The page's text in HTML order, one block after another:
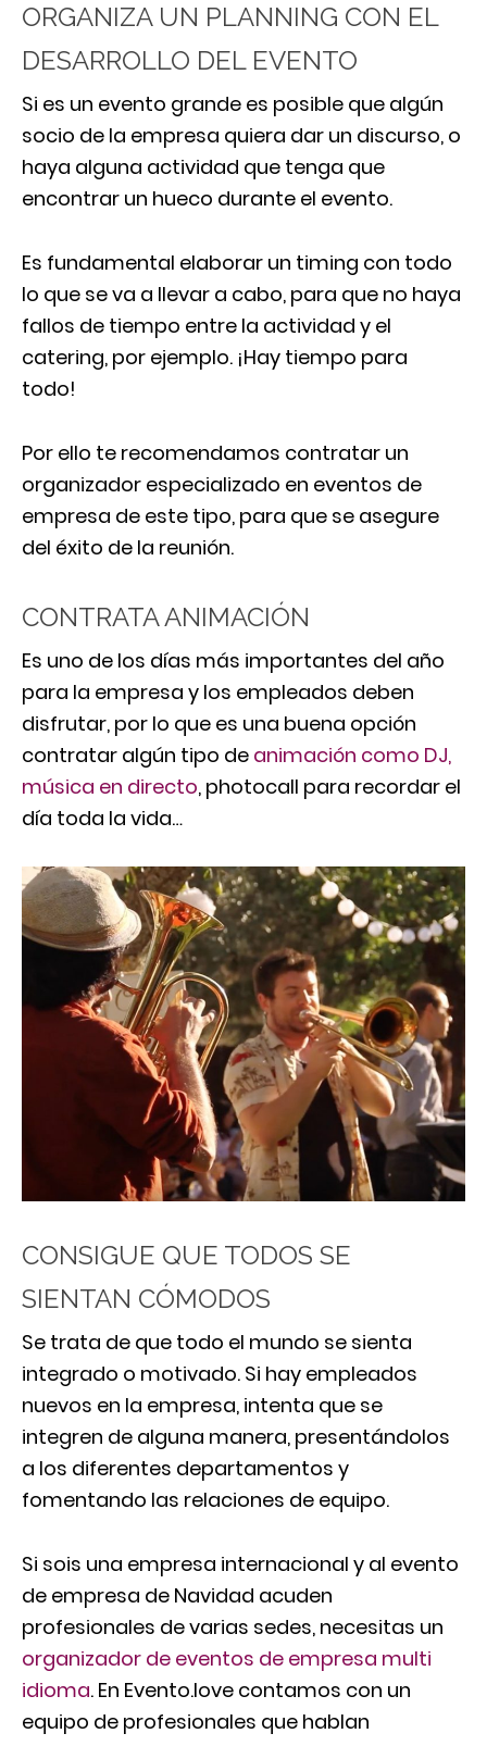
ORGANIZA UN PLANNING CON EL
DESARROLLO DEL EVENTO
Si es un evento grande es posible que algún
socio de la empresa quiera dar un discurso, o
haya alguna actividad que tenga que
encontrar un hueco durante el evento.
Es fundamental elaborar un timing con todo
lo que se va a llevar a cabo, para que no haya
fallos de tiempo entre la actividad y el
catering, por ejemplo. ¡Hay tiempo para
todo!
Por ello te recomendamos contratar un
organizador especializado en eventos de
empresa de este tipo, para que se asegure
del éxito de la reunión.
CONTRATA ANIMACIÓN
Es uno de los días más importantes del año
para la empresa y los empleados deben
disfrutar, por lo que es una buena opción
contratar algún tipo de animación como DJ,
música en directo, photocall para recordar el
día toda la vida…
CONSIGUE QUE TODOS SE
SIENTAN CÓMODOS
Se trata de que todo el mundo se sienta
integrado o motivado. Si hay empleados
nuevos en la empresa, intenta que se
integren de alguna manera, presentándolos
a los diferentes departamentos y
fomentando las relaciones de equipo.
Si sois una empresa internacional y al evento
de empresa de Navidad acuden
profesionales de varias sedes, necesitas un
organizador de eventos de empresa multi
idioma. En Evento.love contamos con un
equipo de profesionales que hablan